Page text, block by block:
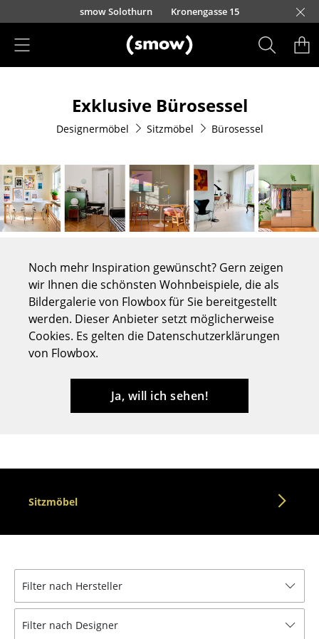
Direkt zum Inhaltsmow Solothurn Kronengasse 15
Sitzmöbel
Esszimmerstühle
Sofas
Sessel
Loungesessel
Freischwinger
Barhocker
Hocker
Bürodrehstühle
Konferenzstühle
Bürosessel
... alle Sitzmöbel
Exklusive Bürosessel
Designermöbel Sitzmöbel Bürosessel
Noch mehr Inspiration gewünscht? Gern zeigen
wir Ihnen die schönsten Wohnbeispiele, die als
Bildergalerie von Flowbox für Sie bereitgestellt
werden. Dieser Anbieter setzt möglicherweise
Cookies. Es gelten die Datenschutzerklärungen
von Flowbox.
Ja, will ich sehen!
Sitzmöbel
Filter nach Hersteller
Filter nach Designer